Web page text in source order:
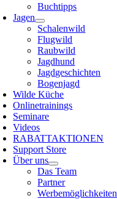
Buchtipps
Jagen
Schalenwild
Flugwild
Raubwild
Jagdhund
Jagdgeschichten
Bogenjagd
Wilde Küche
Onlinetrainings
Seminare
Videos
RABATTAKTIONEN
Support Store
Über uns
Das Team
Partner
Werbemöglichkeiten